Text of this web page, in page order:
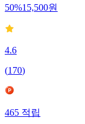
50%15,500원
4.6
(170)
465적립